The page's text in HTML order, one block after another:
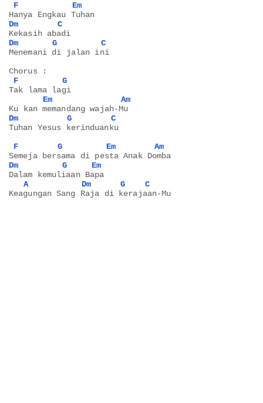
F
Em
Hanya Engkau Tuhan
Dm
C
Kekasih abadi
Dm
G
C
Menemani di jalan ini
Chorus :
F
G
Tak lama lagi
Em
Am
Ku kan memandang wajah-Mu
Dm
G
C
Tuhan Yesus kerinduanku
F
G Em
Am
Semeja bersama di pesta Anak Domba
Dm
G
Em
Dalam kemuliaan Bapa
A
Dm G
C
Keagungan Sang Raja di kerajaan-Mu